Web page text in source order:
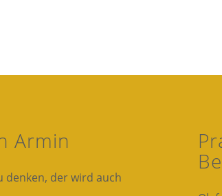
Armin
denken, der wird auch